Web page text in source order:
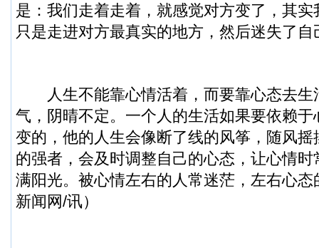
是：我们走着走着，就感觉对方变了，其
只是走进对方最真实的地方，然后迷失了自
人生不能靠心情活着，而要靠心态去生
气，阴晴不定。一个人的生活如果要依赖
变的，他的人生会像断了线的风筝，随风
的强者，会及时调整自己的心态，让心情
满阳光。被心情左右的人常迷茫，左右心态
新闻 网/讯）